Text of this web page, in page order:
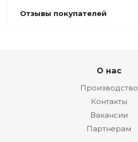
Отзывы покупателей
О нас
Производство
Контакты
Вакансии
Партнерам